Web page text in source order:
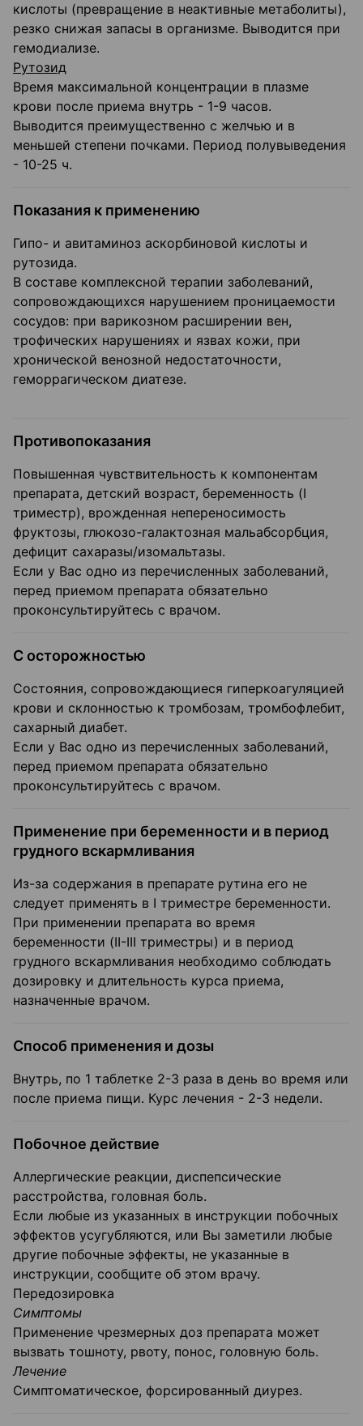
кислоты (превращение в неактивные метаболиты),
резко снижая запасы в организме. Выводится при
гемодиализе.
Рутозид
Время максимальной концентрации в плазме
крови после приема внутрь - 1-9 часов.
Выводится преимущественно с желчью и в
меньшей степени почками. Период полувыведения
- 10-25 ч.
Показания к применению
Гипо- и авитаминоз аскорбиновой кислоты и
рутозида.
В составе комплексной терапии заболеваний,
сопровождающихся нарушением проницаемости
сосудов: при варикозном расширении вен,
трофических нарушениях и язвах кожи, при
хронической венозной недостаточности,
геморрагическом диатезе.
Противопоказания
Повышенная чувствительность к компонентам
препарата, детский возраст, беременность (I
триместр), врожденная непереносимость
фруктозы, глюкозо-галактозная мальабсорбция,
дефицит сахаразы/изомальтазы.
Если у Вас одно из перечисленных заболеваний,
перед приемом препарата обязательно
проконсультируйтесь с врачом.
С осторожностью
Состояния, сопровождающиеся гиперкоагуляцией
крови и склонностью к тромбозам, тромбофлебит,
сахарный диабет.
Если у Вас одно из перечисленных заболеваний,
перед приемом препарата обязательно
проконсультируйтесь с врачом.
Применение при беременности и в период
грудного вскармливания
Из-за содержания в препарате рутина его не
следует применять в I триместре беременности.
При применении препарата во время
беременности (II-III триместры) и в период
грудного вскармливания необходимо соблюдать
дозировку и длительность курса приема,
назначенные врачом.
Способ применения и дозы
Внутрь, по 1 таблетке 2-3 раза в день во время или
после приема пищи. Курс лечения - 2-3 недели.
Побочное действие
Аллергические реакции, диспепсические
расстройства, головная боль.
Если любые из указанных в инструкции побочных
эффектов усугубляются, или Вы заметили любые
другие побочные эффекты, не указанные в
инструкции, сообщите об этом врачу.
Передозировка
Симптомы
Применение чрезмерных доз препарата может
вызвать тошноту, рвоту, понос, головную боль.
Лечение
Симптоматическое, форсированный диурез.